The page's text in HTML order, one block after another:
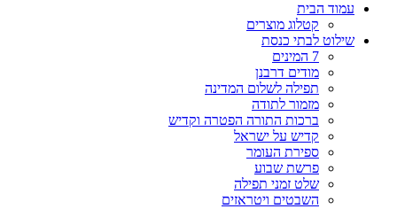
עמוד הבית
קטלוג מוצרים
שילוט לבתי כנסת
7 המינים
מודים דרבנן
תפילה לשלום המדינה
מזמור לתודה
ברכות התורה הפטרה וקדיש
קדיש על ישראל
ספירת העומר
פרשת שבוע
שלט זמני תפילה
השבטים ויטראזים